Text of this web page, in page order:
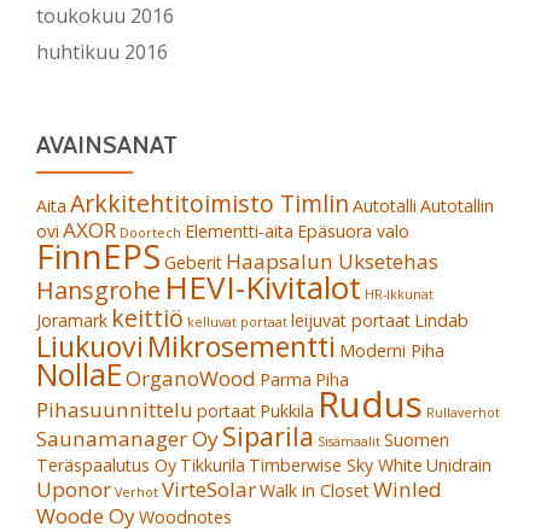
toukokuu 2016
huhtikuu 2016
AVAINSANAT
Aita Arkkitehtitoimisto Timlin Autotalli Autotallin
ovi AXOR Doortech Elementti-aita Epäsuora valo
FinnEPS Geberit Haapsalun Uksetehas
Hansgrohe HEVI-Kivitalot HR-Ikkunat
Joramark keittiö kelluvat portaat leijuvat portaat Lindab
Liukuovi Mikrosementti Moderni Piha
NollaEOrganoWood Parma Piha
Pihasuunnittelu portaat Pukkila Rudus Rullaverhot
Saunamanager OySiparila Sisämaalit Suomen
Teräspaalutus Oy Tikkurila Timberwise Sky White Unidrain
Uponor Verhot VirteSolarWalk in ClosetWinled
Woode OyWoodnotes